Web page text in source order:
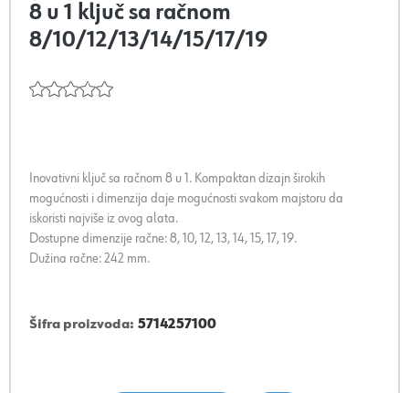
8 u 1 ključ sa račnom
8/10/12/13/14/15/17/19
Inovativni ključ sa račnom 8 u 1. Kompaktan dizajn širokih
mogućnosti i dimenzija daje mogućnosti svakom majstoru da
iskoristi najviše iz ovog alata.
Dostupne dimenzije račne: 8, 10, 12, 13, 14, 15, 17, 19.
Dužina račne: 242 mm.
Šifra proizvoda: 5714257100